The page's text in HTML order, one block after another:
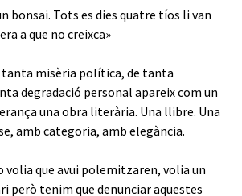
bonsai. Tots es dies quatre tíos li van
a que no creixca»
tanta misèria política, de tanta
degradació personal apareix com un
una obra literària. Una llibre. Una
amb categoria, amb elegància.
volia que avui polemitzaren, volia un
però tenim que denunciar aquestes